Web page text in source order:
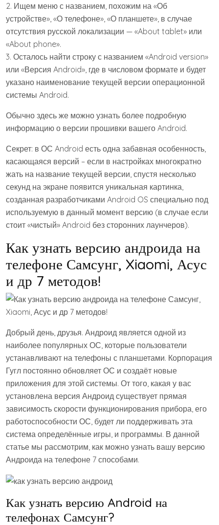
2. Ищем меню с названием, похожим на «Об
устройстве», «О телефоне», «О планшете», в случае
отсутствия русской локализации — «About tablet» или
«About phone».
3. Осталось найти строку с названием «Android version»
или «Версия Android», где в числовом формате и будет
указано наименование текущей версии операционной
системы Android.
Обычно здесь же можно узнать более подробную
информацию о версии прошивки вашего Android.
Секрет: в ОС Android есть одна забавная особенность,
касающаяся версий – если в настройках многократно
жать на название текущей версии, спустя несколько
секунд на экране появится уникальная картинка,
созданная разработчиками Android OS специально под
используемую в данный момент версию (в случае если
стоит «чистый» Android без сторонних лаунчеров).
Как узнать версию андроида на
телефоне Самсунг, Xiaomi, Асус
и др 7 методов!
Добрый день, друзья. Андроид является одной из
наиболее популярных ОС, которые пользователи
устанавливают на телефоны с планшетами. Корпорация
Гугл постоянно обновляет ОС и создаёт новые
приложения для этой системы. От того, какая у вас
установлена версия Андроид существует прямая
зависимость скорости функционирования прибора, его
работоспособности ОС, будет ли поддерживать эта
система определённые игры, и программы. В данной
статье мы рассмотрим, как можно узнать вашу версию
Андроида на телефоне 7 способами.
Как узнать версию Android на
телефонах Самсунг?